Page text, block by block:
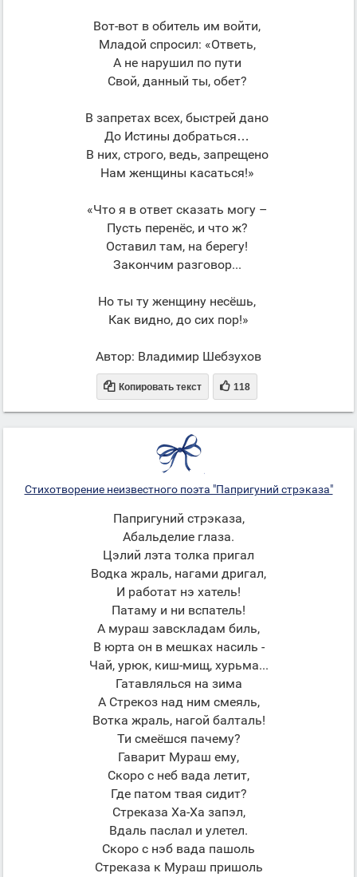
Вот-вот в обитель им войти,
Младой спросил: «Ответь,
А не нарушил по пути
Свой, данный ты, обет?
В запретах всех, быстрей дано
До Истины добраться…
В них, строго, ведь, запрещено
Нам женщины касаться!»
«Что я в ответ сказать могу –
Пусть перенёс, и что ж?
Оставил там, на берегу!
Закончим разговор...
Но ты ту женщину несёшь,
Как видно, до сих пор!»
Автор: Владимир Шебзухов
 Копировать текст  118
Стихотворение неизвестного поэта "Папригуний стрэказа"
Папригуний стрэказа,
Абальделие глаза.
Цэлий лэта толка пригал
Водка жраль, нагами дригал,
И работат нэ хатель!
Патаму и ни вспатель!
А мураш завскладам биль,
В юрта он в мешках насиль -
Чай, урюк, киш-мищ, хурьма...
Гатавлялься на зима
А Стрекоз над ним смеяль,
Вотка жраль, нагой балталь!
Ти смеёшся пачему?
Гаварит Мураш ему,
Скоро с неб вада летит,
Где патом твая сидит?
Стреказа Ха-Ха запэл,
Вдаль паслал и улетел.
Скоро с нэб вада пашоль
Стреказа к Мураш пришоль